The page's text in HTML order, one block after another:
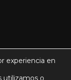
experiencia en
utilizamos o